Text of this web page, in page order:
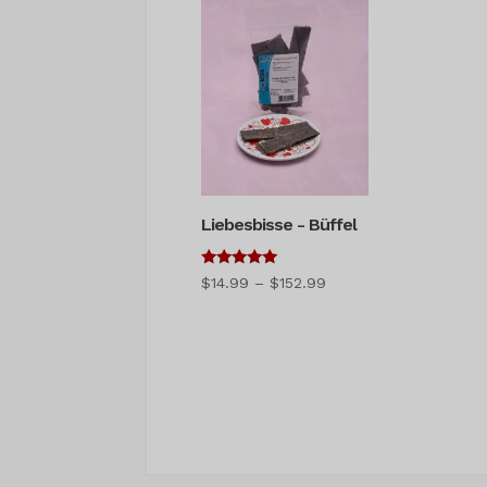
Liebesbisse - Büffel
5
von 5
$14.99 –$152.99